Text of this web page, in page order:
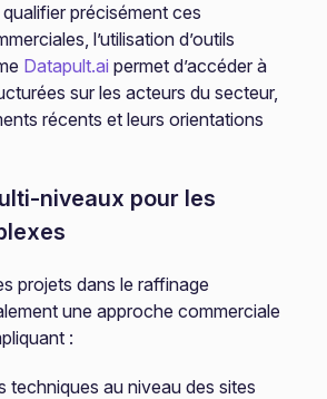
précisément ces
l’utilisation d’outils
Datapult.ai permet d’accéder à
sur les acteurs du secteur,
récents et leurs orientations
niveaux pour les
projets dans le raffinage
une approche commerciale
:
techniques au niveau des sites